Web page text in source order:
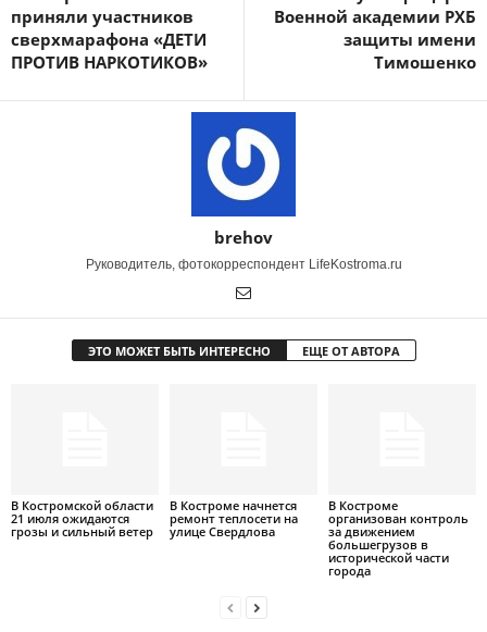
приняли участников
сверхмарафона «ДЕТИ
ПРОТИВ НАРКОТИКОВ»
Военной академии РХБ
защиты имени
Тимошенко
brehov
Руководитель, фотокорреспондент LifeKostroma.ru
ЭТО МОЖЕТ БЫТЬ ИНТЕРЕСНО ЕЩЕ ОТ АВТОРА
В Костромской области
21 июля ожидаются
грозы и сильный ветер
В Костроме начнется
ремонт теплосети на
улице Свердлова
В Костроме
организован контроль
за движением
большегрузов в
исторической части
города